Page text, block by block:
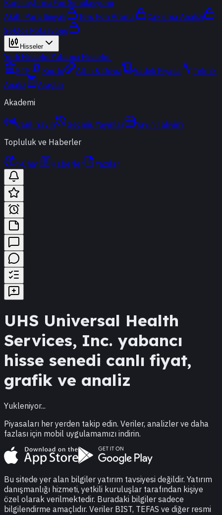
KarşılaştırmaFon Simülasyonu
Akıllı Para Sinyali
Ters Fon Arama
Çakışma Analizi
Sektör Rotasyonu
Hisseler
Yerli HisselerYabancı Hisseler
ETF
Kripto Altın & Döviz Vadeli Piyasa
Teknik
Analiz
Araçlar
Akademi
Canlı Yayın Geçmiş Yayınlar
Yayın Takvimi
Topluluk ve Haberler
t-Chat Haberler Yazılar
UHS Universal Health
Services, Inc. yabancı
hisse senedi canlı fiyat,
grafik ve analiz
Yukleniyor...
Piyasaları her yerden takip edin. Veriler, analizler ve daha
fazlası için mobil uygulamamızı indirin.
Bu sitede yer alan bilgiler yatırım tavsiyesi değildir. Yatırım
danışmanlığı hizmeti, yetkili kuruluşlar tarafından kişiye
özel olarak verilmektedir. Buradaki bilgiler sadece
bilgilendirme amaçlıdır. Veriler BIST, TEFAS ve diğer resmi